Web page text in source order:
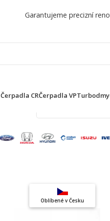
Garantujeme precizní
Čerpadla CRČerpadla VP
Oblíbené v Česku